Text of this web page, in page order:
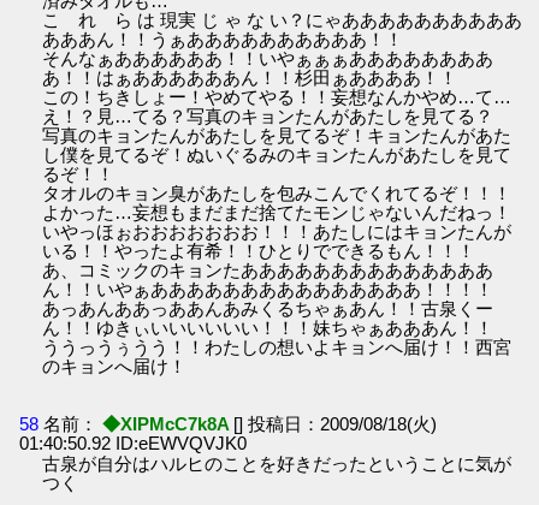
こ れ ら は 現実 じ ゃ な い？にゃああああああああああ
あああん！！うぁああああああああああ！！
そんなぁああああああ！！いやぁぁぁああああああああ
あ！！はぁああああああん！！杉田ぁああああ！！
この！ちきしょー！やめてやる！！妄想なんかやめ…て…
え！？見…てる？写真のキョンたんがあたしを見てる？
写真のキョンたんがあたしを見てるぞ！キョンたんがあた
し僕を見てるぞ！ぬいぐるみのキョンたんがあたしを見て
るぞ！！
タオルのキョン臭があたしを包みこんでくれてるぞ！！！
よかった…妄想もまだまだ捨てたモンじゃないんだねっ！
いやっほぉおおおおおおお！！！あたしにはキョンたんが
いる！！やったよ有希！！ひとりでできるもん！！！
あ、コミックのキョンたああああああああああああああ
ん！！いやぁあああああああああああああああ！！！！
あっあんああっああんあみくるちゃぁあん！！古泉くー
ん！！ゆきぃいいいいいい！！！妹ちゃぁあああん！！
ううっうぅうう！！わたしの想いよキョンへ届け！！西宮
のキョンへ届け！
58 名前： ◆XIPMcC7k8A [] 投稿日：2009/08/18(火)
01:40:50.92 ID:eEWVQVJK0
古泉が自分はハルヒのことを好きだったということに気が
つく